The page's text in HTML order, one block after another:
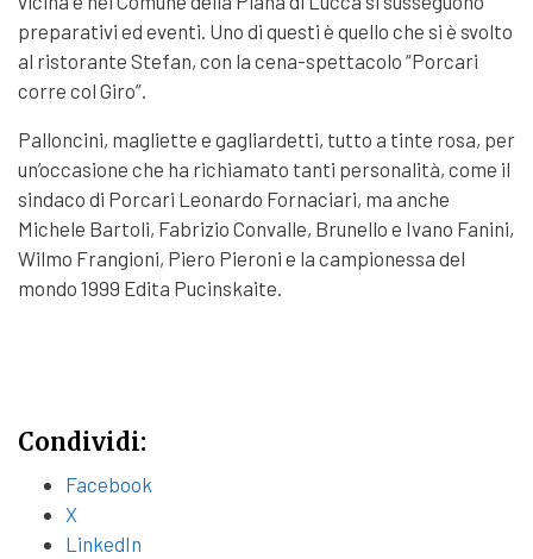
preparativi ed eventi. Uno di questi è quello che si è svolto
al ristorante Stefan, con la cena-spettacolo “Porcari
corre col Giro”.
Palloncini, magliette e gagliardetti, tutto a tinte rosa, per
un’occasione che ha richiamato tanti personalità, come il
sindaco di Porcari Leonardo Fornaciari, ma anche
Michele Bartoli, Fabrizio Convalle, Brunello e Ivano Fanini,
Wilmo Frangioni, Piero Pieroni e la campionessa del
mondo 1999 Edita Pucinskaite.
Condividi:
Facebook
X
LinkedIn